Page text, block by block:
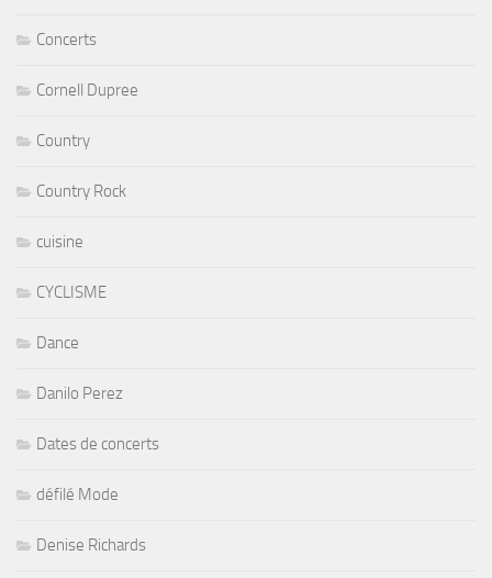
Concerts
Cornell Dupree
Country
Country Rock
cuisine
CYCLISME
Dance
Danilo Perez
Dates de concerts
défilé Mode
Denise Richards